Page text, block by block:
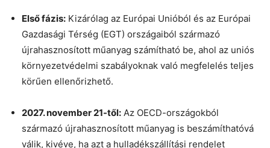
Első fázis: Kizárólag az Európai Unióból és az Európai
Gazdasági Térség (EGT) országaiból származó
újrahasznosított műanyag számítható be, ahol az uniós
környezetvédelmi szabályoknak való megfelelés teljes
körűen ellenőrizhető.
2027. november 21-től: Az OECD-országokból
származó újrahasznosított műanyag is beszámíthatóvá
válik, kivéve, ha azt a hulladékszállítási rendelet